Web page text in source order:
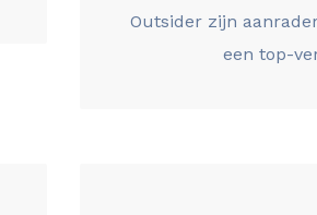
Outsider zijn
een top-